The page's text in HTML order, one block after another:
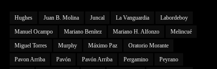
Hughes Juan B. Molina Juncal La Vanguardia Labordeboy
Manuel Ocampo Mariano Benítez Mariano H. Alfonzo Melincué
Miguel Torres Murphy Máximo Paz Oratorio Morante
Pavon Arriba Pavón Pavón Arriba Pergamino Peyrano